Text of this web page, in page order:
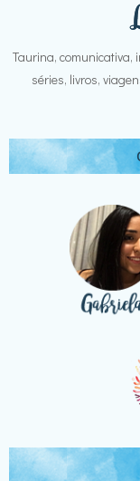
Taurina, comunicativa,
séries, livros,